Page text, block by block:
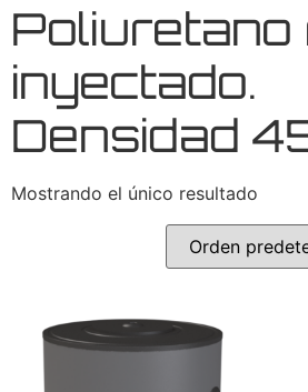
Poliuretano
inyectado.
Densidad
Mostrando el único resultado